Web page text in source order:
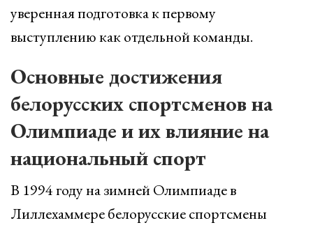
уверенная подготовка к первому
выступлению как отдельной команды.
Основные достижения
белорусских спортсменов на
Олимпиаде и их влияние на
национальный спорт
В 1994 году на зимней Олимпиаде в
Лиллехаммере белорусские спортсмены